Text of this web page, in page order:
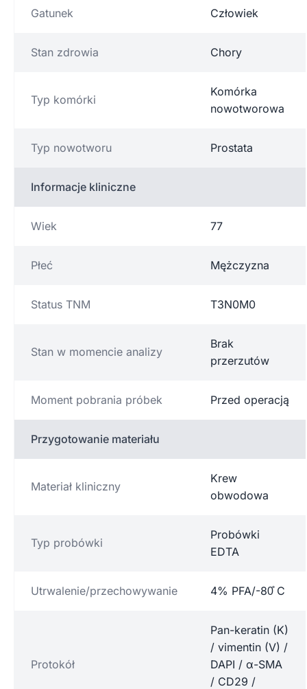
Gatunek Człowiek
Stan zdrowia Chory
Typ komórki
Komórka
nowotworowa
Typ nowotworu Prostata
Informacje kliniczne
Wiek 77
Płeć Mężczyzna
Status TNM T3N0M0
Stan w momencie analizy
Brak
przerzutów
Moment pobrania próbek Przed operacją
Przygotowanie materiału
Materiał kliniczny
Krew
obwodowa
Typ probówki
Probówki
EDTA
Utrwalenie/przechowywanie 4% PFA/-80̊ C
Protokół
Pan-keratin (K)
/ vimentin (V) /
DAPI / α-SMA
/ CD29 /